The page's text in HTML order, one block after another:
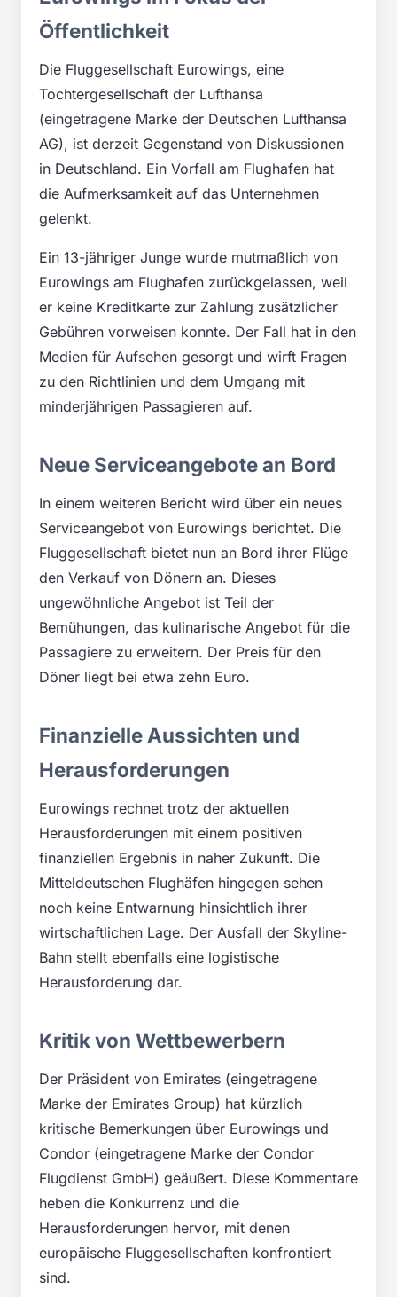
Öffentlichkeit
Die Fluggesellschaft Eurowings, eine
Tochtergesellschaft der Lufthansa
(eingetragene Marke der Deutschen Lufthansa
AG), ist derzeit Gegenstand von Diskussionen
in Deutschland. Ein Vorfall am Flughafen hat
die Aufmerksamkeit auf das Unternehmen
gelenkt.
Ein 13-jähriger Junge wurde mutmaßlich von
Eurowings am Flughafen zurückgelassen, weil
er keine Kreditkarte zur Zahlung zusätzlicher
Gebühren vorweisen konnte. Der Fall hat in den
Medien für Aufsehen gesorgt und wirft Fragen
zu den Richtlinien und dem Umgang mit
minderjährigen Passagieren auf.
Neue Serviceangebote an Bord
In einem weiteren Bericht wird über ein neues
Serviceangebot von Eurowings berichtet. Die
Fluggesellschaft bietet nun an Bord ihrer Flüge
den Verkauf von Dönern an. Dieses
ungewöhnliche Angebot ist Teil der
Bemühungen, das kulinarische Angebot für die
Passagiere zu erweitern. Der Preis für den
Döner liegt bei etwa zehn Euro.
Finanzielle Aussichten und
Herausforderungen
Eurowings rechnet trotz der aktuellen
Herausforderungen mit einem positiven
finanziellen Ergebnis in naher Zukunft. Die
Mitteldeutschen Flughäfen hingegen sehen
noch keine Entwarnung hinsichtlich ihrer
wirtschaftlichen Lage. Der Ausfall der Skyline-
Bahn stellt ebenfalls eine logistische
Herausforderung dar.
Kritik von Wettbewerbern
Der Präsident von Emirates (eingetragene
Marke der Emirates Group) hat kürzlich
kritische Bemerkungen über Eurowings und
Condor (eingetragene Marke der Condor
Flugdienst GmbH) geäußert. Diese Kommentare
heben die Konkurrenz und die
Herausforderungen hervor, mit denen
europäische Fluggesellschaften konfrontiert
sind.